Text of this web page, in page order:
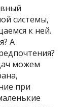
системы,
к ней.
А
можем
при